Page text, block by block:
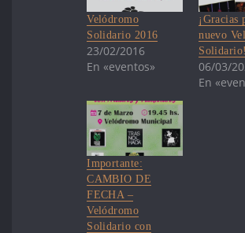
Velódromo
Solidario 2016
23/02/2016
En «eventos»
¡Gracias
nuevo
Solidario!
06/03/
En
Importante:
CAMBIO DE
FECHA –
Velódromo
Solidario con